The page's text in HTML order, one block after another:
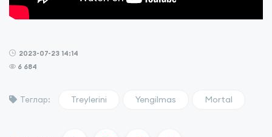
2023-07-23 14:14
6 684
Теглар: Treylerini Yengilmas Mortal